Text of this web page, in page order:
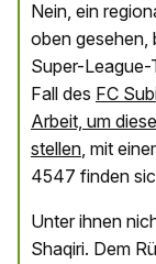
Nein, ein
oben gesehen,
Super-
Fall des FC
Arbeit, um
stellen, mit
4547 finden
Unter ihnen
Shaqiri. Dem